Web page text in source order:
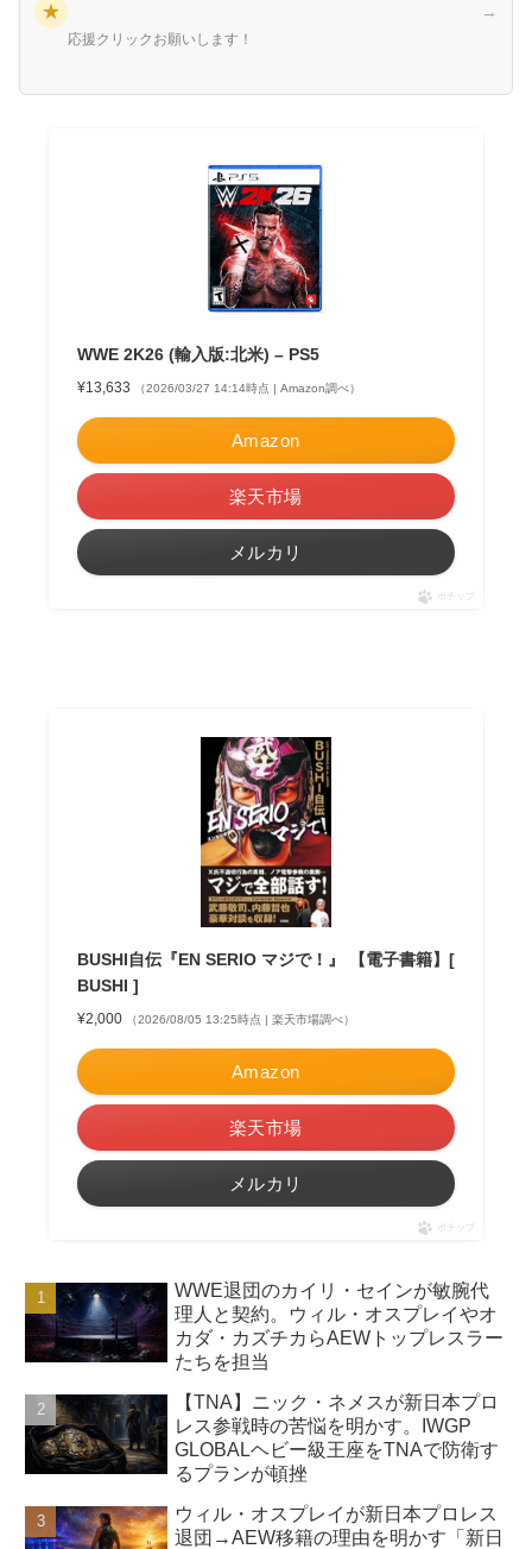
★
応援クリックお願いします！
→
WWE 2K26 (輸入版:北米) – PS5
¥13,633 （2026/03/27 14:14時点 | Amazon調べ）
Amazon
楽天市場
メルカリ
ポチップ
BUSHI自伝『EN SERIO マジで！』 【電子書籍】[
BUSHI ]
¥2,000 （2026/08/05 13:25時点 | 楽天市場調べ）
Amazon
楽天市場
メルカリ
ポチップ
WWE退団のカイリ・セインが敏腕代
理人と契約。ウィル・オスプレイやオ
カダ・カズチカらAEWトップレスラー
たちを担当
【TNA】ニック・ネメスが新日本プロ
レス参戦時の苦悩を明かす。IWGP
GLOBALヘビー級王座をTNAで防衛す
るプランが頓挫
ウィル・オスプレイが新日本プロレス
退団→AEW移籍の理由を明かす「新日